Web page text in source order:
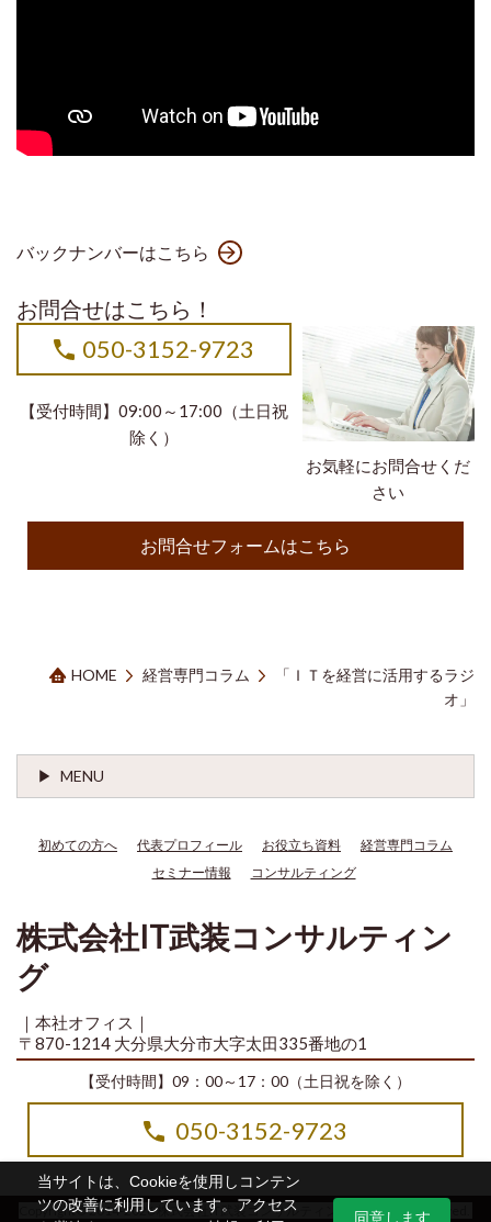
当サイトは、Cookieを使用しコンテン
ツの改善に利用しています。アクセス
同意します
バックナンバーはこちら
お問合せはこちら！
お気軽にお問合せくだ
さい
050-3152-9723
【受付時間】09:00～17:00（土日祝
除く）
お問合せフォームはこちら
HOME 経営専門コラム
「ＩＴを経営に活用するラジ
オ」
MENU
初めての方へ 代表プロフィール お役立ち資料
経営専門コラム
セミナー情報
コンサルティング
株式会社IT武装コンサルティン
グ
｜本社オフィス｜
〒870-1214 大分県大分市大字太田335番地の1
【受付時間】09：00～17：00（土日祝を除く）
050-3152-9723
Copyright© 2014-2026 株式会社IT武装コンサルティング All Rights Reserved.